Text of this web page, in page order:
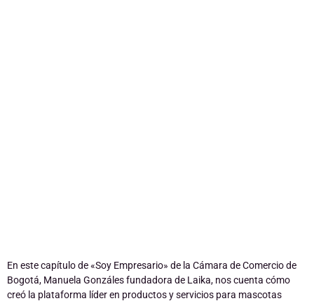
En este capítulo de «Soy Empresario» de la Cámara de Comercio de
Bogotá, Manuela Gonzáles fundadora de Laika, nos cuenta cómo
creó la plataforma líder en productos y servicios para mascotas